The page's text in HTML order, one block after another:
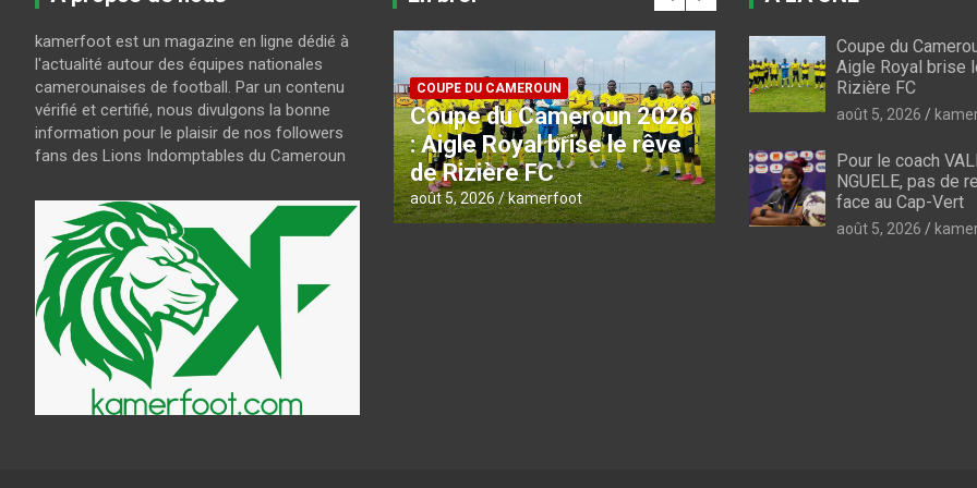
kamerfoot est un magazine en ligne dédié à
l'actualité autour des équipes nationales
camerounaises de football. Par un contenu
vérifié et certifié, nous divulgons la bonne
information pour le plaisir de nos followers
fans des Lions Indomptables du Cameroun
COUPE DU CAMEROUN
Coupe du Cameroun 2026
: Aigle Royal brise le rêve
de Rizière FC
août 5, 2026 kamerfoot
CAN FEMININE 2026
Pour le coach VALENTINE
NGUELE, pas de
relâchement face au Cap-
Vert
août 5, 2026 kamerfoot
CAN FEMININE 2026
Esther Mayi Kith lors
conférence de
d’avant-match face au
Cap-Vert
août 5, 2026 kamerfoot
Coupe du
Aigle Royal brise
Rizière FC
août 5, 2026
Pour le coach
NGUELE, pas de
face au Cap-Vert
août 5, 2026